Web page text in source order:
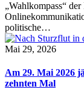
„Wahlkompass“
politische…
Mai 29, 2026
Am 29. Mai 2026
zehnten Mal